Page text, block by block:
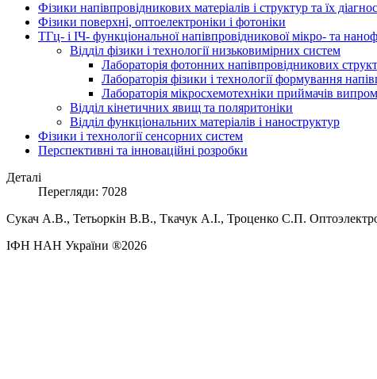
Фізики напівпровідникових матеріалів і структур та їх
Фізики поверхні, оптоелектроніки і фотоніки
ТГц- і ІЧ- функціональної напівпровідникової мікро- та
Відділ фізики і технології низьковимірних систем
Лабораторія фотонних напівпровідникових
Лабораторія фізики і технології формування
Лабораторія мікросхемотехніки приймачів
Відділ кінетичних явищ та поляритоніки
Відділ функціональних матеріалів і наноструктур
Фізики і технології сенсорних систем
Перспективні та інноваційні розробки
Деталі
Перегляди: 7028
Сукач А.В., Тетьоркін В.В., Ткачук А.І., Троценко С.П.
ІФН НАН України ®2026